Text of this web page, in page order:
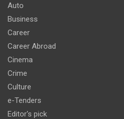
Auto
Business
Career
Career Abroad
Cinema
Crime
Culture
e-Tenders
Editor's pick